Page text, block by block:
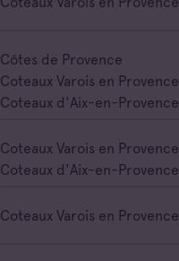
Côtes de Provence
Coteaux Varois en Provence
Coteaux d'Aix-en-Provence
Coteaux Varois en Provence
Coteaux d'Aix-en-Provence
Coteaux Varois en Provence